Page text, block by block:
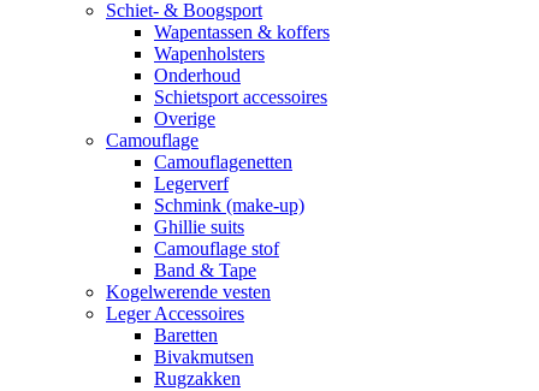
Schiet- & Boogsport
Wapentassen & koffers
Wapenholsters
Onderhoud
Schietsport accessoires
Overige
Camouflage
Camouflagenetten
Legerverf
Schmink (make-up)
Ghillie suits
Camouflage stof
Band & Tape
Kogelwerende vesten
Leger Accessoires
Baretten
Bivakmutsen
Rugzakken